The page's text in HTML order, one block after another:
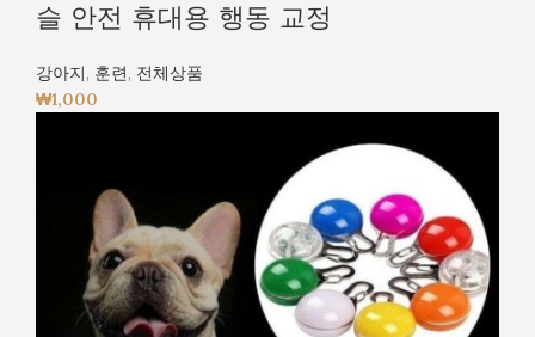
슬 안전 휴대용 행동 교정
강아지, 훈련, 전체상품
₩1,000